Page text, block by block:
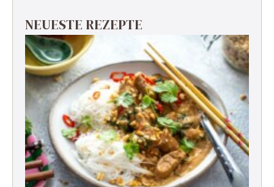
NEUESTE REZEPTE